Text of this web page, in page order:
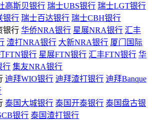
高斯贝银行 瑞士UBS银行 瑞士LGT银行
银行 瑞士百达银行 瑞士CBH银行
银行 华侨NRA银行 星展NRA银行 汇丰
渣打NRA银行 大新NRA银行 厦门国际
FTN银行 星展FTN银行 汇丰FTN银行 华
行 集友NRA银行
迪拜WIO银行 迪拜渣打银行 迪拜Banque
泰国大城银行 泰国开泰银行 泰国盘古银
银行 泰国渣打银行